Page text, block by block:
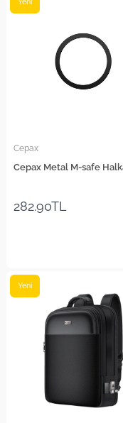
Cepax
Cepax Metal M-safe
282.90TL
Yeni